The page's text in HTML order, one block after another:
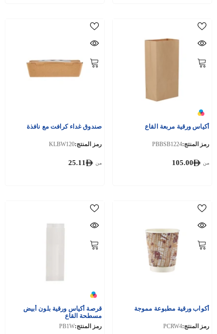
أكياس ورقية مربعة القاع
رمز المنتج:PBBSB1224
من 105.00
صندوق غداء كرافت مع نافذة
رمز المنتج:KLBW120
من 25.11
أكواب ورقية مطبوعة مموجة
رمز المنتج:PCRW4
قرصة أكياس ورقية بلون أبيض
مسطحة القاع
رمز المنتج:PB1W